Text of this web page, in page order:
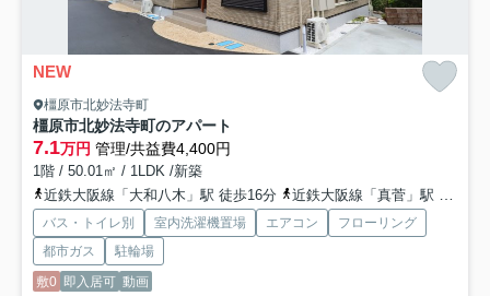
NEW
橿原市北妙法寺町
橿原市北妙法寺町のアパート
7.1万円 管理/共益費4,400円
1階 / 50.01㎡ / 1LDK /新築
近鉄大阪線「大和八木」駅 徒歩16分
近鉄大阪線「真菅」駅 徒歩18分
バス・トイレ別 室内洗濯機置場 エアコン
フローリング
都市ガス
駐輪場
敷0 即入居可 動画